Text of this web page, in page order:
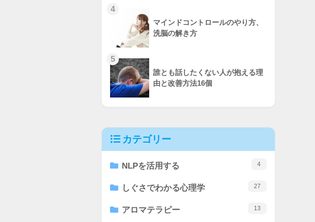
4
マインドコントロールのやり方、
洗脳の解き方
5
誰とも話したくない人が抱える理
由と改善方法16個
カテゴリー
NLPを活用する 4
しぐさでわかる心理学 27
アロマテラピー 13